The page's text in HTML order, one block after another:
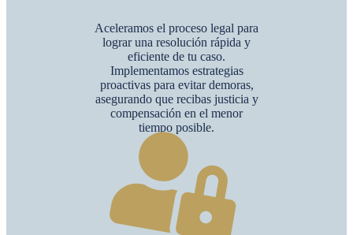
Aceleramos el proceso legal para
lograr una resolución rápida y
eficiente de tu caso.
Implementamos estrategias
proactivas para evitar demoras,
asegurando que recibas justicia y
compensación en el menor
tiempo posible.